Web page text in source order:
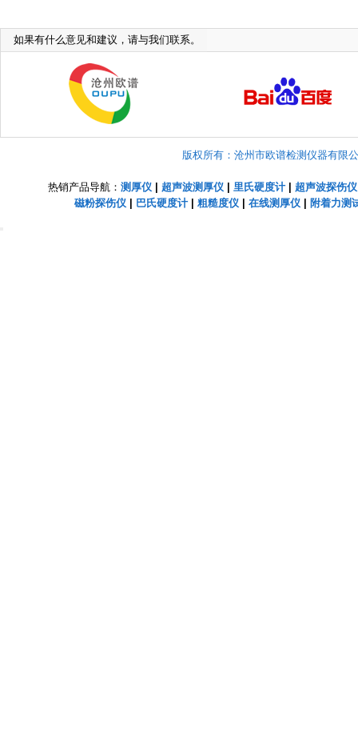
如果有什么意见和建议，请与我们联系。
版权所有：沧州市欧谱检测仪器有限
热销产品导航： 测厚仪 超声波测厚仪 里氏硬度计| 超声波探伤仪
磁粉探伤仪| 巴氏硬度计| 粗糙度仪| 在线测厚仪| 附着力测